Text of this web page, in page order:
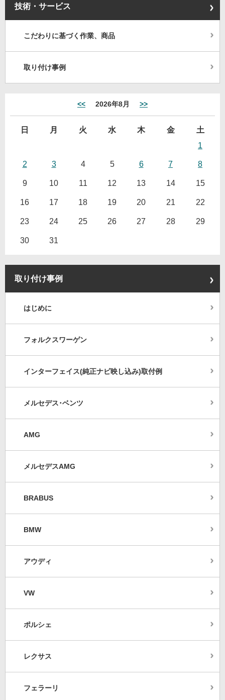
技術・サービス
こだわりに基づく作業、商品
取り付け事例
<< 2026年8月 >>
日 月 火 水 木 金
土
1
2 3 4 5 6 7 8
9 10 11 12 13 14 15
16 17 18 19 20 21 22
23 24 25 26 27 28 29
30 31
取り付け事例
はじめに
フォルクスワーゲン
インターフェイス(純正ナビ映し込み)取付例
メルセデス･ベンツ
AMG
メルセデスAMG
BRABUS
BMW
アウディ
VW
ポルシェ
レクサス
フェラーリ